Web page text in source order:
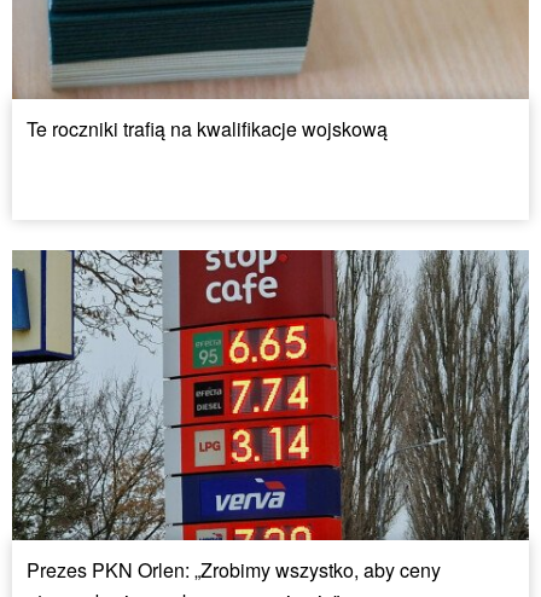
Te roczniki trafią na kwalifikacje wojskową
Prezes PKN Orlen: „Zrobimy wszystko, aby ceny